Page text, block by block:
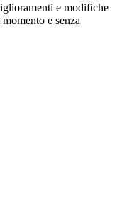
e modifiche
e senza